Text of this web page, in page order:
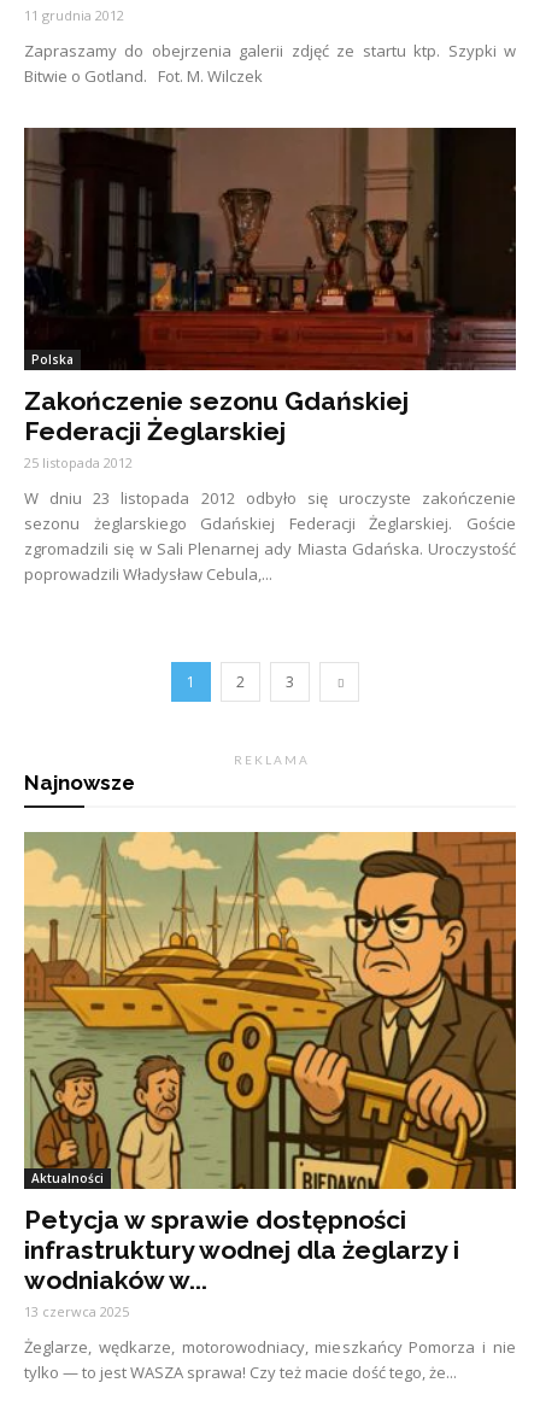
11 grudnia 2012
Zapraszamy do obejrzenia galerii zdjęć ze startu ktp. Szypki w
Bitwie o Gotland. Fot. M. Wilczek
Polska
Zakończenie sezonu Gdańskiej
Federacji Żeglarskiej
25 listopada 2012
W dniu 23 listopada 2012 odbyło się uroczyste zakończenie
sezonu żeglarskiego Gdańskiej Federacji Żeglarskiej. Goście
zgromadzili się w Sali Plenarnej ady Miasta Gdańska. Uroczystość
poprowadzili Władysław Cebula,...
1 2 3
R E K L A M A
Najnowsze
Aktualności
Petycja w sprawie dostępności
infrastruktury wodnej dla żeglarzy i
wodniaków w...
13 czerwca 2025
Żeglarze, wędkarze, motorowodniacy, mieszkańcy Pomorza i nie
tylko — to jest WASZA sprawa! Czy też macie dość tego, że...